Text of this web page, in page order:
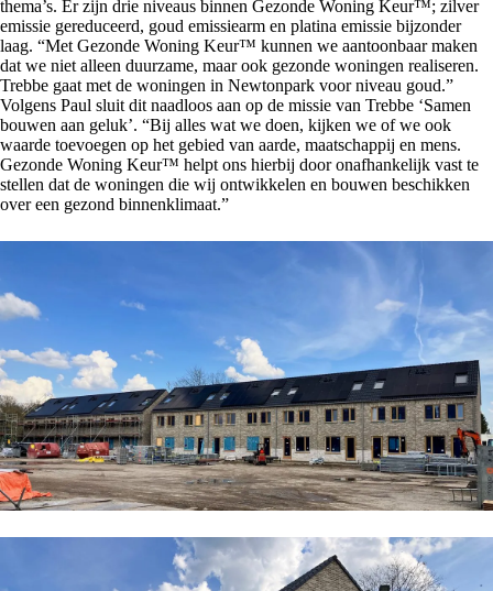
thema’s. Er zijn drie niveaus binnen Gezonde Woning Keur™; zilver
emissie gereduceerd, goud emissiearm en platina emissie bijzonder
laag. “Met Gezonde Woning Keur™ kunnen we aantoonbaar maken
dat we niet alleen duurzame, maar ook gezonde woningen realiseren.
Trebbe gaat met de woningen in Newtonpark voor niveau goud.”
Volgens Paul sluit dit naadloos aan op de missie van Trebbe ‘Samen
bouwen aan geluk’. “Bij alles wat we doen, kijken we of we ook
waarde toevoegen op het gebied van aarde, maatschappij en mens.
Gezonde Woning Keur™ helpt ons hierbij door onafhankelijk vast te
stellen dat de woningen die wij ontwikkelen en bouwen beschikken
over een gezond binnenklimaat.”